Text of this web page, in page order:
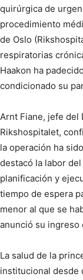
quirúrgica de
procedimiento
de Oslo
respiratorias
Haakon ha
condicionado su
Arnt Fiane, jefe del
Rikshospitalet,
la operación ha
destacó la labor
planificación y
tiempo de espera
menor al que se
anunció su ingreso
La salud de la
institucional desde